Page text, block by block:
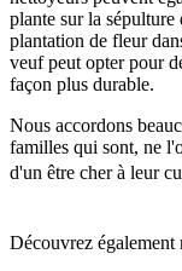
plante sur la
plantation de fleur
veuf peut opter pour
façon plus durable.
Nous accordons
familles qui sont, ne
d'un être cher à leur
Découvrez également